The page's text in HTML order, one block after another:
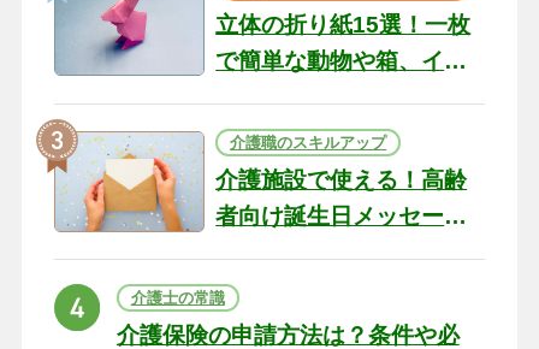
立体の折り紙15選！一枚
で簡単な動物や箱、イン
介護職のスキルアップ
介護施設で使える！高齢
者向け誕生日メッセージ
ト
介護士の常識
介護保険の申請方法は？条件や必